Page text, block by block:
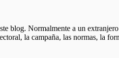
blog. Normalmente a un
la campaña, las normas, la